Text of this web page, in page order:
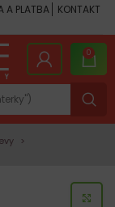
A PLATBA KONTAKT
0